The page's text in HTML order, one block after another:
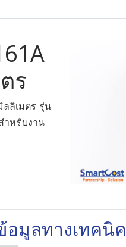
ร
ลิเมตร รุ่น
ำหรับงาน
อมูลทางเทคนิค